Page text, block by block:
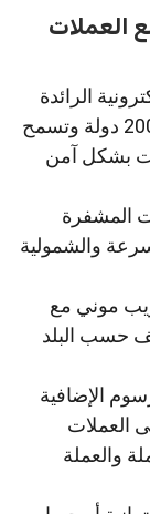
العملات
الرائدة
في العالم، وهي متاحة في أكثر من 200 دولة وتسمح
بشكل آمن
المشفرة
والشمولية
ويب موني مع
حسب البلد
الإضافية
العملات
والعملة